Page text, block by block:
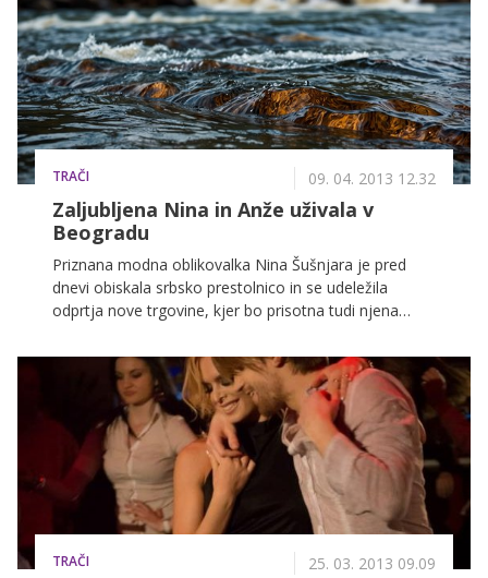
na odru deluje zelo srečna. Delo strogo loči od
zasebnega življenja, kar sicer uspeva le redkim.
TRAČI 09. 04. 2013 12.32
Zaljubljena Nina in Anže uživala v
Beogradu
Priznana modna oblikovalka Nina Šušnjara je pred
dnevi obiskala srbsko prestolnico in se udeležila
odprtja nove trgovine, kjer bo prisotna tudi njena
opravila, si je v družbi prijateljev in izbranca Anžeta
Zalarja v mestu, za katerega številni pravijo, da
zabave nikoli ne zmanjka, ogledala še Severinin
koncert.
TRAČI 25. 03. 2013 09.09